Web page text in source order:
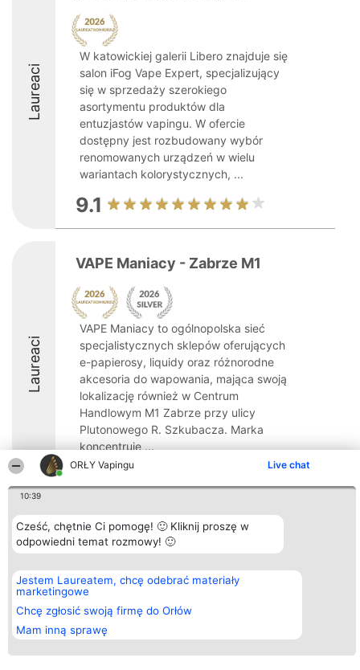
ORŁY Vapingu Live chat
10:39
Cześć, chętnie Ci pomogę! 🙂 Kliknij proszę w
odpowiedni temat rozmowy! 🙂
Jestem Laureatem, chcę odebrać materiały
marketingowe
Chcę zgłosić swoją firmę do Orłów
Mam inną sprawę
Laureaci
W katowickiej galerii Libero znajduje się
salon iFog Vape Expert, specjalizujący
się w sprzedaży szerokiego
asortymentu produktów dla
entuzjastów vapingu. W ofercie
dostępny jest rozbudowany wybór
renomowanych urządzeń w wielu
wariantach kolorystycznych, ...
9.1
Laureaci
VAPE Maniacy - Zabrze M1
VAPE Maniacy to ogólnopolska sieć
specjalistycznych sklepów oferujących
e-papierosy, liquidy oraz różnorodne
akcesoria do wapowania, mająca swoją
lokalizację również w Centrum
Handlowym M1 Zabrze przy ulicy
Plutonowego R. Szkubacza. Marka
koncentruje ...
Organizator plebiscytu
Bright Side Solutions sp. z o.
o. sp. k.
ul. Ruska 22
Wrocław 50-079
KRS 0000749100 | Regon
381313360 | NIP 8943132676
+48 508 492 400
Plebiscyt
Laureaci
Lista
wszystkich
Laureatów
Regulamin
Polityka
Kontakt